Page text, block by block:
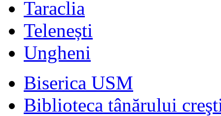
Taraclia
Telenești
Ungheni
Biserica USM
Biblioteca tânărului